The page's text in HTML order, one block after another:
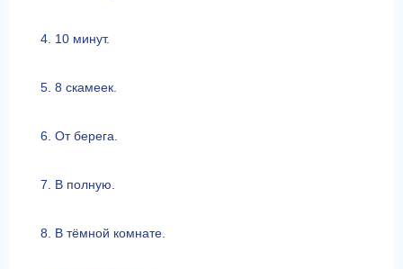
4. 10 минут.
5. 8 скамеек.
6. От берега.
7. В полную.
8. В тёмной комнате.